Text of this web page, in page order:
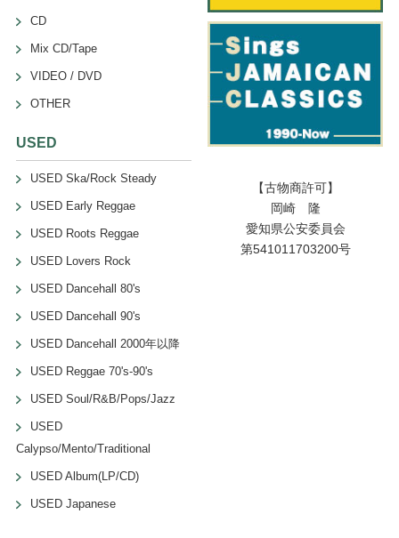
CD
Mix CD/Tape
VIDEO / DVD
OTHER
USED
USED Ska/Rock Steady
USED Early Reggae
USED Roots Reggae
USED Lovers Rock
USED Dancehall 80's
USED Dancehall 90's
USED Dancehall 2000年以降
USED Reggae 70's-90's
USED Soul/R&B/Pops/Jazz
USED
Calypso/Mento/Traditional
USED Album(LP/CD)
USED Japanese
【古物商許可】
岡崎 隆
愛知県公安委員会
第541011703200号